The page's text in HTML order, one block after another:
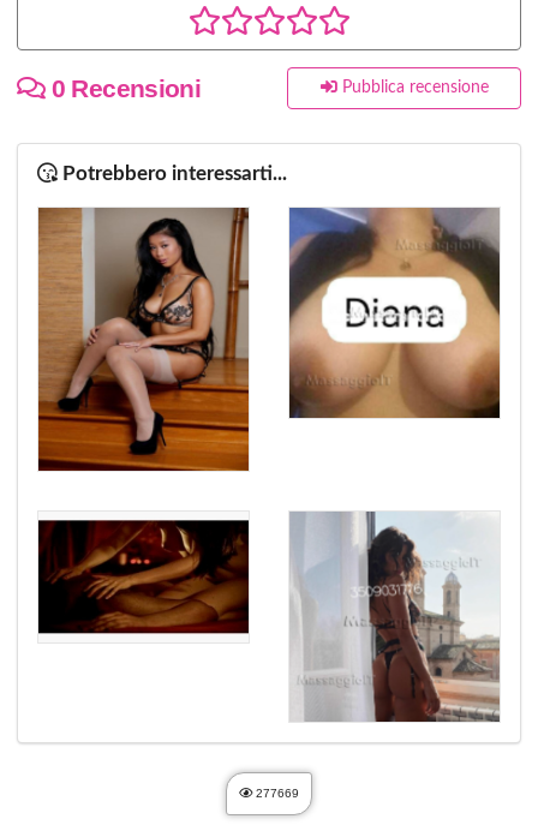
0 Recensioni Pubblica recensione
Potrebbero interessarti...
277669